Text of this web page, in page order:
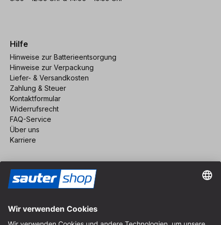
Hilfe
Hinweise zur Batterieentsorgung
Hinweise zur Verpackung
Liefer- & Versandkosten
Zahlung & Steuer
Kontaktformular
Widerrufsrecht
FAQ-Service
Über uns
Karriere